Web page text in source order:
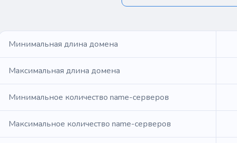
Минимальная длина домена
Максимальная длина домена
Минимальное количество name-серверов
Максимальное количество name-серверов